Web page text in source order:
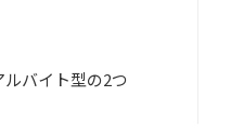
バイト型の2つ